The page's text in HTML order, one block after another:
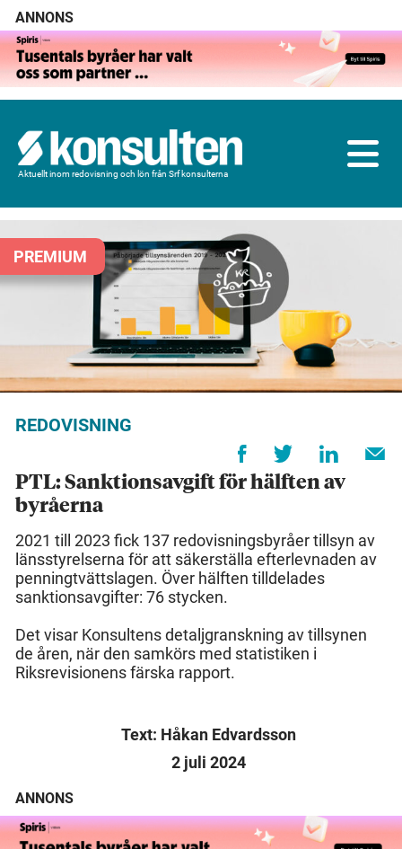
ANNONS
Aktuellt inom redovisning och lön från Srf konsulterna
PREMIUM
REDOVISNING
PTL: Sanktionsavgift för hälften av
byråerna
2021 till 2023 fick 137 redovisningsbyråer tillsyn av
länsstyrelserna för att säkerställa efterlevnaden av
penningtvättslagen. Över hälften tilldelades
sanktionsavgifter: 76 stycken.
Det visar Konsultens detaljgranskning av tillsynen
de åren, när den samkörs med statistiken i
Riksrevisionens färska rapport.
Text: Håkan Edvardsson
2 juli 2024
ANNONS